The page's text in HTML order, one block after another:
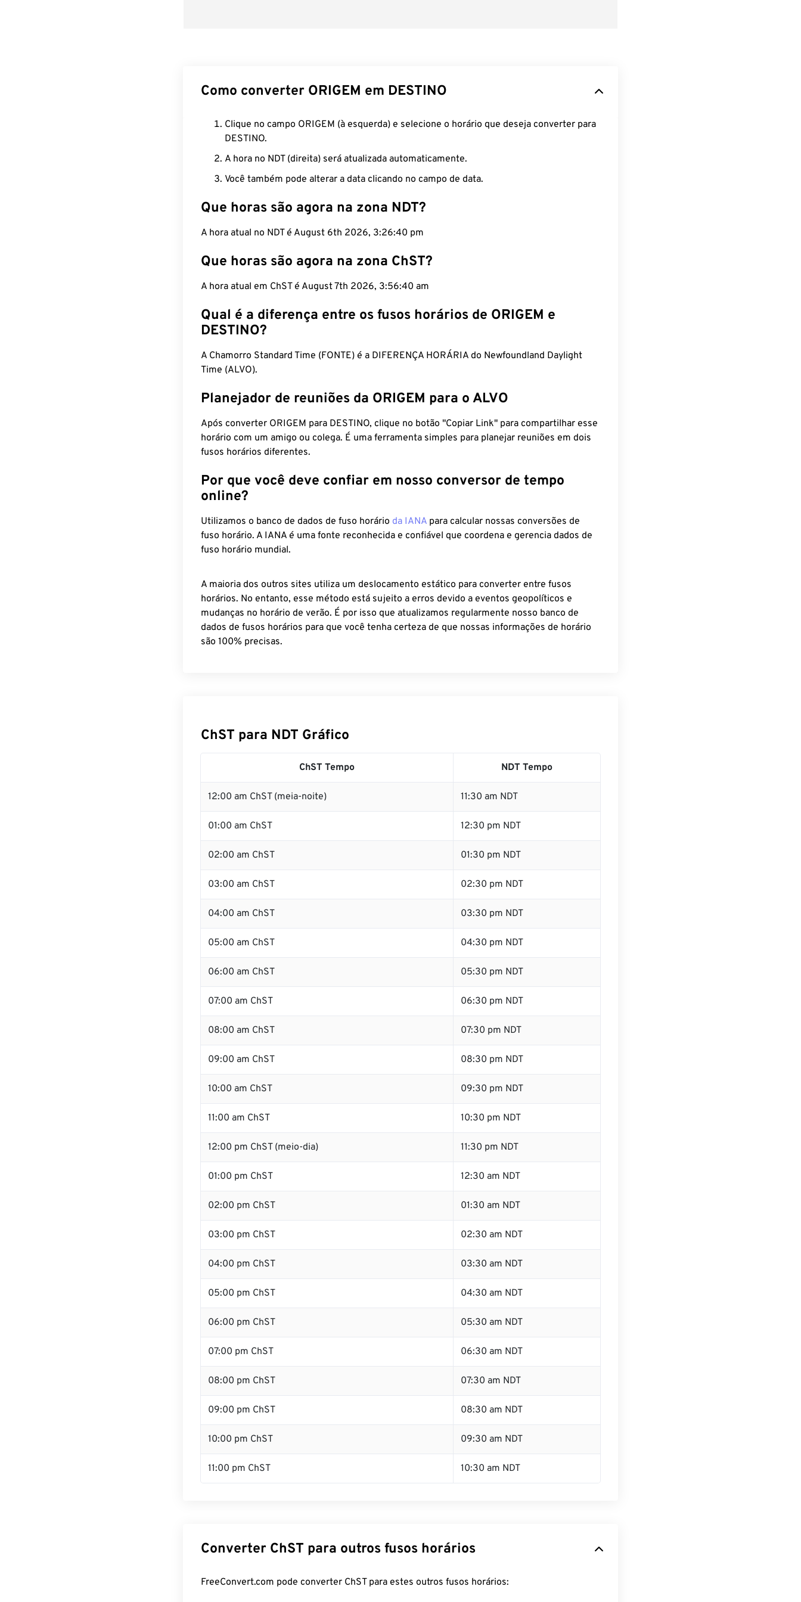
Como converter ORIGEM em DESTINO
Clique no campo ORIGEM (à esquerda) e selecione o horário que deseja converter para
DESTINO.
A hora no NDT (direita) será atualizada automaticamente.
Você também pode alterar a data clicando no campo de data.
Que horas são agora na zona NDT?
A hora atual no NDT é August 6th 2026, 3:26:41 pm
Que horas são agora na zona ChST?
A hora atual em ChST é August 7th 2026, 3:56:41 am
Qual é a diferença entre os fusos horários de ORIGEM e
DESTINO?
A Chamorro Standard Time (FONTE) é a DIFERENÇA HORÁRIA do Newfoundland Daylight
Time (ALVO).
Planejador de reuniões da ORIGEM para o ALVO
Após converter ORIGEM para DESTINO, clique no botão "Copiar Link" para compartilhar esse
horário com um amigo ou colega. É uma ferramenta simples para planejar reuniões em dois
fusos horários diferentes.
Por que você deve confiar em nosso conversor de tempo
online?
Utilizamos o banco de dados de fuso horário da IANA para calcular nossas conversões de
fuso horário. A IANA é uma fonte reconhecida e confiável que coordena e gerencia dados de
fuso horário mundial.
A maioria dos outros sites utiliza um deslocamento estático para converter entre fusos
horários. No entanto, esse método está sujeito a erros devido a eventos geopolíticos e
mudanças no horário de verão. É por isso que atualizamos regularmente nosso banco de
dados de fusos horários para que você tenha certeza de que nossas informações de horário
são 100% precisas.
ChST para NDT Gráfico
ChST Tempo NDT Tempo
12:00 am ChST (meia-noite) 11:30 am NDT
01:00 am ChST 12:30 pm NDT
02:00 am ChST 01:30 pm NDT
03:00 am ChST 02:30 pm NDT
04:00 am ChST 03:30 pm NDT
05:00 am ChST 04:30 pm NDT
06:00 am ChST 05:30 pm NDT
07:00 am ChST 06:30 pm NDT
08:00 am ChST 07:30 pm NDT
09:00 am ChST 08:30 pm NDT
10:00 am ChST 09:30 pm NDT
11:00 am ChST 10:30 pm NDT
12:00 pm ChST (meio-dia) 11:30 pm NDT
01:00 pm ChST 12:30 am NDT
02:00 pm ChST 01:30 am NDT
03:00 pm ChST 02:30 am NDT
04:00 pm ChST 03:30 am NDT
05:00 pm ChST 04:30 am NDT
06:00 pm ChST 05:30 am NDT
07:00 pm ChST 06:30 am NDT
08:00 pm ChST 07:30 am NDT
09:00 pm ChST 08:30 am NDT
10:00 pm ChST 09:30 am NDT
11:00 pm ChST 10:30 am NDT
Converter ChST para outros fusos horários
FreeConvert.com pode converter ChST para estes outros fusos horários: